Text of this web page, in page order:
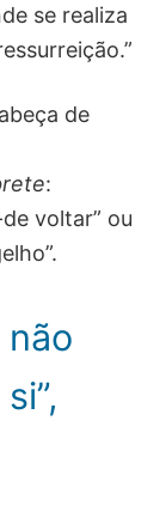
se realiza
de
:
voltar” ou